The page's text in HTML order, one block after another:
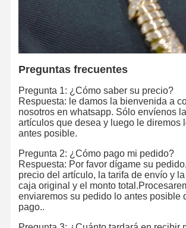
Brazalete de oro 14CT
Collar Revestido con Oro 14K
Joyería de platino a medida
Preguntas frecuentes
Pregunta 1: ¿Cómo saber su precio?
Respuesta: le damos la bienvenida a
nosotros en whatsapp. Sólo envíenos
artículos que desea y luego le diremos
antes posible.
Pregunta 2: ¿Cómo pago mi pedido?
Respuesta: Por favor dígame su
precio del artículo, la tarifa de envío y
caja original y el monto
enviaremos su pedido lo antes posible
pago..